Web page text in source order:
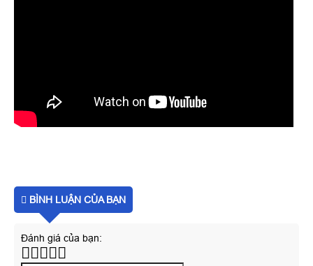
BÌNH LUẬN CỦA BẠN
Đánh giá của bạn: